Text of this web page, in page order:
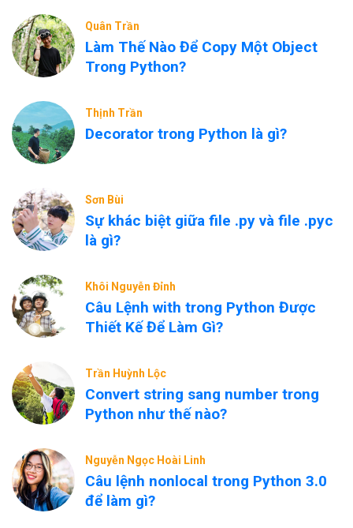
Quân Trần
Làm Thế Nào Để Copy Một Object
Trong Python?
Thịnh Trần
Decorator trong Python là gì?
Sơn Bùi
Sự khác biệt giữa file .py và file .pyc
là gì?
Khôi Nguyễn Đỉnh
Câu Lệnh with trong Python Được
Thiết Kế Để Làm Gì?
Trần Huỳnh Lộc
Convert string sang number trong
Python như thế nào?
Nguyễn Ngọc Hoài Linh
Câu lệnh nonlocal trong Python 3.0
để làm gì?